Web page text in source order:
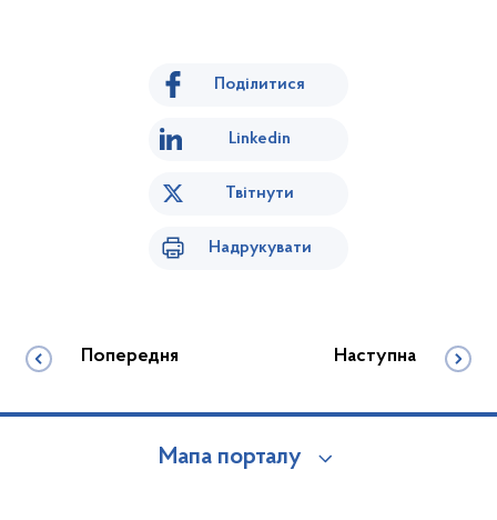
Поділитися
Linkedin
Твітнути
Надрукувати
Попередня Наступна
Мапа порталу